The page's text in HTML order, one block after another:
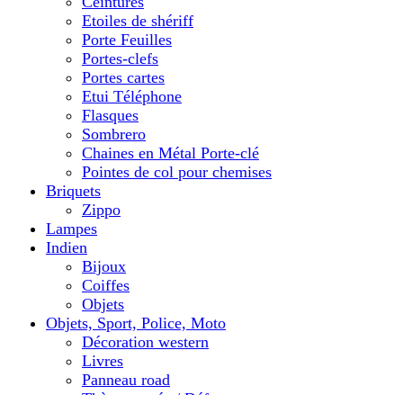
Etoiles de shériff
Porte Feuilles
Portes-clefs
Portes cartes
Etui Téléphone
Flasques
Sombrero
Chaines en Métal Porte-clé
Pointes de col pour chemises
Briquets
Zippo
Lampes
Indien
Bijoux
Coiffes
Objets
Objets, Sport, Police, Moto
Décoration western
Livres
Panneau road